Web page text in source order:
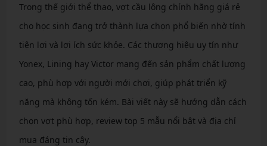
Trong thế giới thể thao, vợt cầu lông chính hãng giá rẻ
cho học sinh đang trở thành lựa chọn phổ biến nhờ tính
tiện lợi và lợi ích sức khỏe. Các thương hiệu uy tín như
Yonex, Lining hay Victor mang đến sản phẩm chất lượng
cao, phù hợp với người mới chơi, giúp phát triển kỹ
năng mà không tốn kém. Bài viết này sẽ hướng dẫn cách
chọn vợt phù hợp, review top 5 mẫu nổi bật và địa chỉ
mua đáng tin cậy.